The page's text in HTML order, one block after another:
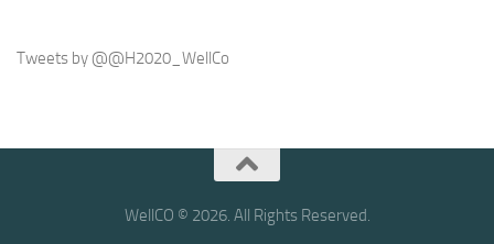
Tweets by @@H2020_WellCo
WellCO © 2026. All Rights Reserved.